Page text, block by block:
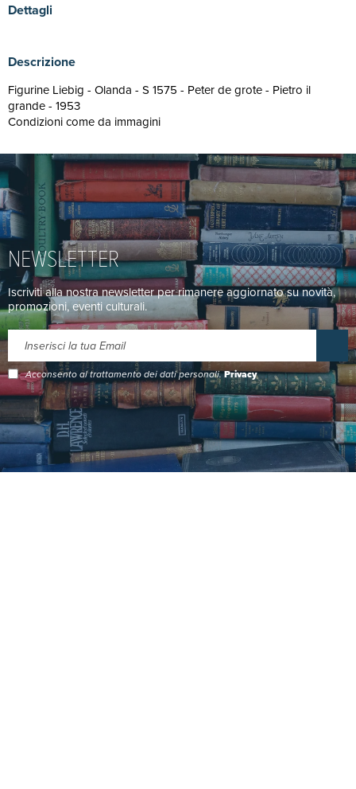
Dettagli
Descrizione
Figurine Liebig - Olanda - S 1575 - Peter de grote - Pietro il
grande - 1953
Condizioni come da immagini
NEWSLETTER
Iscriviti alla nostra newsletter per rimanere aggiornato su novità,
promozioni, eventi culturali.
Acconsento al trattamento dei dati personali.Privacy